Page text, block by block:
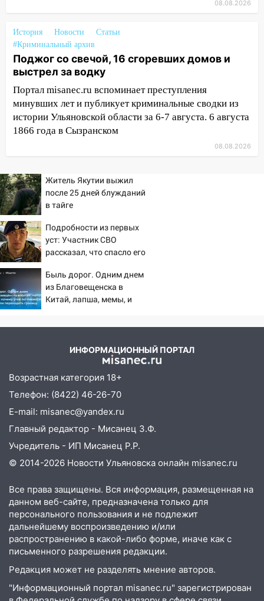
17:23 Прогноз погоды в Ульяновской
области на 8 августа
17:16 В реанимацию Ульяновской
областной больницы поступили шесть
новых аппаратов ИВЛ
16:51
В Чердаклинском районе
ремонтируют дороги, ставят остановки
16:35
девять бункеров для крупногабаритного
мусора
16:26
В Ульяновске бесплатно покажут
матч «Волги» под открытым небом
16:12
В Ульяновском госуниверситете
разработают отечественный прибор для
цифровой ПЦР
15:47
Ульяновцы могут вернуть деньги
клуба «Рекорд-Fitness»
После вмешательства
прокуратуры в селах Ульяновской
области привели в порядок детские
площадки
15:27 Прокуратура проверяет
капремонт школы в селе Кивать
15:08 В Кузоватово после прокурорской
проверки обновили разметку на
14:40 На проспекте Гая в Ульяновске
запретили остановку автомобилей на
50-метровом участке
14:22 В Новом городе 8 августа пройдет
большой фестиваль «Наше время» с
мотофристайлом и концертом
08.08.2026
История Новости
Статьи
#Криминальный архив
Поджог со свечой, 16 сгоревших домов и
выстрел за водку
Портал misanec.ru вспоминает преступления
минувших лет и публикует криминальные сводки из
истории Ульяновской области за 6-7 августа. 6 августа
1866 года в Сызранском
08.08.2026
Житель Якутии выжил
после 25 дней блужданий
в тайге
Подробности из первых
уст: Участник СВО
рассказал, что спасло его
Быль дорог. Одним днем
из Благовещенска в
Китай, лапша, мемы, и
ИНФОРМАЦИОННЫЙ ПОРТАЛ
Возрастная категория 18+
Телефон: (8422) 46-26-70
E-mail: misanec@yandex.ru
Главный редактор - Мисанец З.Ф.
Учредитель - ИП Мисанец Р.Р.
© 2014-2026 Новости Ульяновска онлайн misanec.ru
Все права защищены. Вся информация, размещенная на
данном веб-сайте, предназначена только для
персонального пользования и не подлежит
дальнейшему воспроизведению и/или
распространению в какой-либо форме, иначе как с
письменного разрешения редакции.
Редакция может не разделять мнение авторов.
"Информационный портал misanec.ru" зарегистрирован